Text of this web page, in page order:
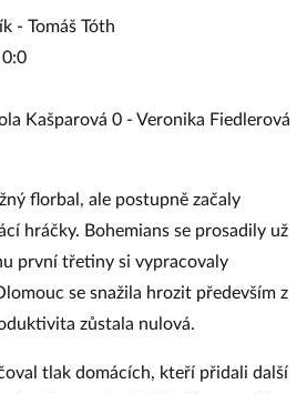
- Tomáš Tóth
0:0
Kašparová 0 - Veronika Fiedlerová
florbal, ale postupně začaly
hráčky. Bohemians se prosadily už
první třetiny si vypracovaly
se snažila hrozit především z
zůstala nulová.
tlak domácích, kteří přidali další